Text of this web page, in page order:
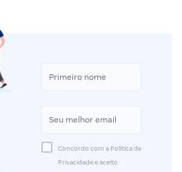
Concordo com a Política de
Privacidade e aceito